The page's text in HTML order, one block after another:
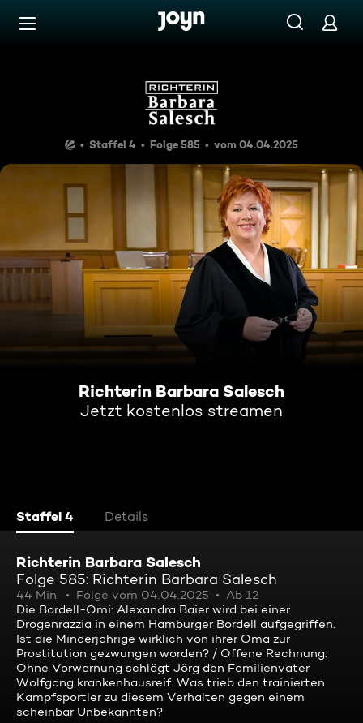
Zum Inhalt springen
Richterin Barbara Salesch
Staffel 4 Folge 585 vom 04.04.2025
Richterin Barbara Salesch
Jetzt kostenlos streamen
Staffel 4 Details
Richterin Barbara Salesch
Folge 585: Richterin Barbara Salesch
44 Min. Folge vom 04.04.2025
Ab 12
Die Bordell-Omi: Alexandra Baier wird bei einer
Drogenrazzia in einem Hamburger Bordell aufgegriffen.
Ist die Minderjährige wirklich von ihrer Oma zur
Prostitution gezwungen worden? / Offene Rechnung:
Ohne Vorwarnung schlägt Jörg den Familienvater
Wolfgang krankenhausreif. Was trieb den trainierten
Kampfsportler zu diesem Verhalten gegen einem
scheinbar Unbekannten?